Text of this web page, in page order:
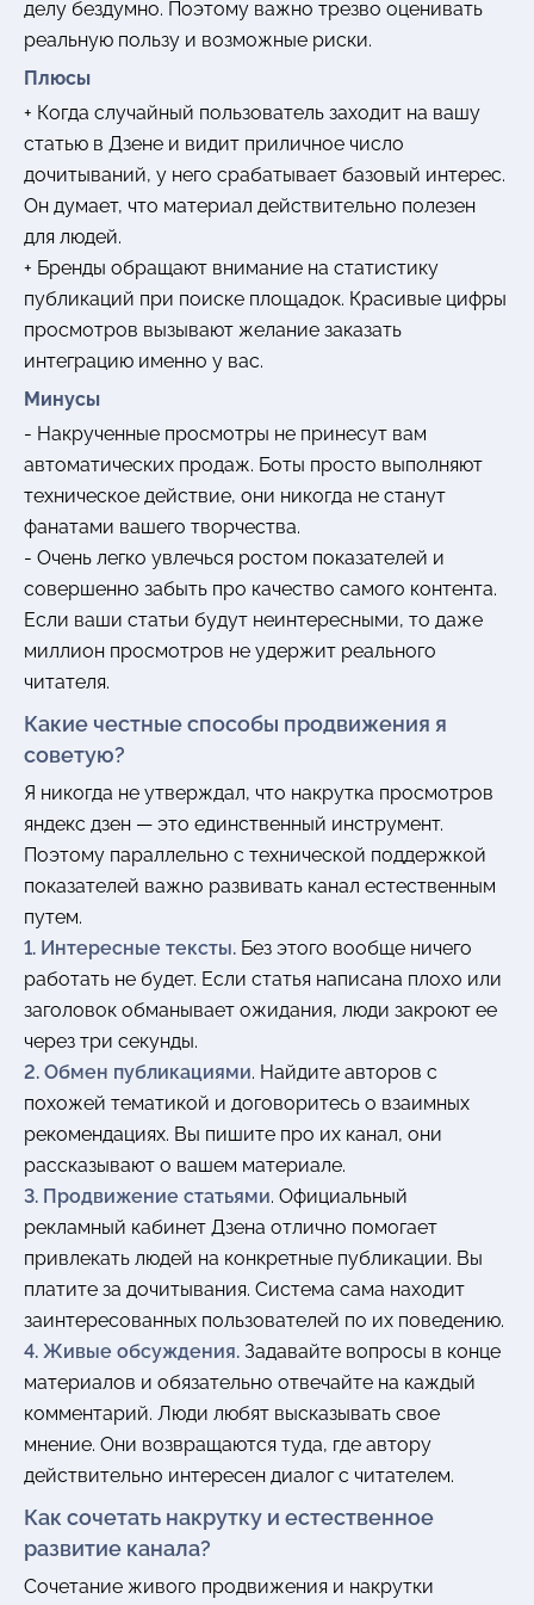
делу бездумно. Поэтому важно трезво оценивать
реальную пользу и возможные риски.
Плюсы
+ Когда случайный пользователь заходит на вашу
статью в Дзене и видит приличное число
дочитываний, у него срабатывает базовый интерес.
Он думает, что материал действительно полезен
для людей.
+ Бренды обращают внимание на статистику
публикаций при поиске площадок. Красивые цифры
просмотров вызывают желание заказать
интеграцию именно у вас.
Минусы
- Накрученные просмотры не принесут вам
автоматических продаж. Боты просто выполняют
техническое действие, они никогда не станут
фанатами вашего творчества.
- Очень легко увлечься ростом показателей и
совершенно забыть про качество самого контента.
Если ваши статьи будут неинтересными, то даже
миллион просмотров не удержит реального
читателя.
Какие честные способы продвижения я
советую?
Я никогда не утверждал, что накрутка просмотров
яндекс дзен — это единственный инструмент.
Поэтому параллельно с технической поддержкой
показателей важно развивать канал естественным
путем.
1. Интересные тексты. Без этого вообще ничего
работать не будет. Если статья написана плохо или
заголовок обманывает ожидания, люди закроют ее
через три секунды.
2. Обмен публикациями. Найдите авторов с
похожей тематикой и договоритесь о взаимных
рекомендациях. Вы пишите про их канал, они
рассказывают о вашем материале.
3. Продвижение статьями. Официальный
рекламный кабинет Дзена отлично помогает
привлекать людей на конкретные публикации. Вы
платите за дочитывания. Система сама находит
заинтересованных пользователей по их поведению.
4. Живые обсуждения. Задавайте вопросы в конце
материалов и обязательно отвечайте на каждый
комментарий. Люди любят высказывать свое
мнение. Они возвращаются туда, где автору
действительно интересен диалог с читателем.
Как сочетать накрутку и естественное
развитие канала?
Сочетание живого продвижения и накрутки